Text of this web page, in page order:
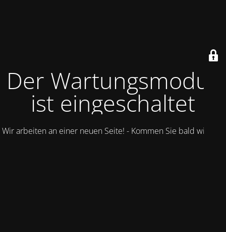
Der Wartungsmodus
ist eingeschaltet
Wir arbeiten an einer neuen Seite! - Kommen Sie bald wieder.